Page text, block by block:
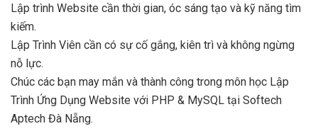
Lập trình Website cần thời gian, óc sáng tạo và kỹ năng tìm
kiếm.
Lập Trình Viên cần có sự cố gắng, kiên trì và không ngừng
nỗ lực.
Chúc các bạn may mắn và thành công trong môn học Lập
Trình Ứng Dụng Website với PHP & MySQL tại Softech
Aptech Đà Nẵng.